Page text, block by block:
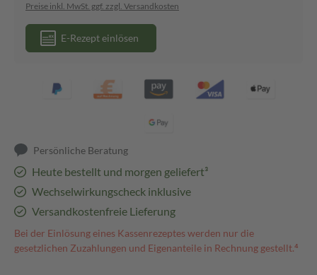
Preise inkl. MwSt. ggf. zzgl. Versandkosten
E-Rezept einlösen
Persönliche Beratung
Heute bestellt und morgen geliefert³
Wechselwirkungscheck inklusive
Versandkostenfreie Lieferung
Bei der Einlösung eines Kassenrezeptes werden nur die
gesetzlichen Zuzahlungen und Eigenanteile in Rechnung gestellt.⁴